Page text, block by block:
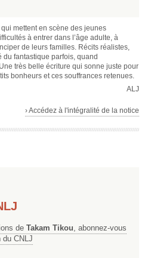
mettent en scène des jeunes
à entrer dans l’âge adulte, à
de leurs familles. Récits réalistes,
fantastique parfois, quand
très belle écriture qui sonne juste pour
bonheurs et ces souffrances retenues.
ALJ
› Accédez à l'intégralité de la notice
de Takam Tikou, abonnez-vous
du CNLJ